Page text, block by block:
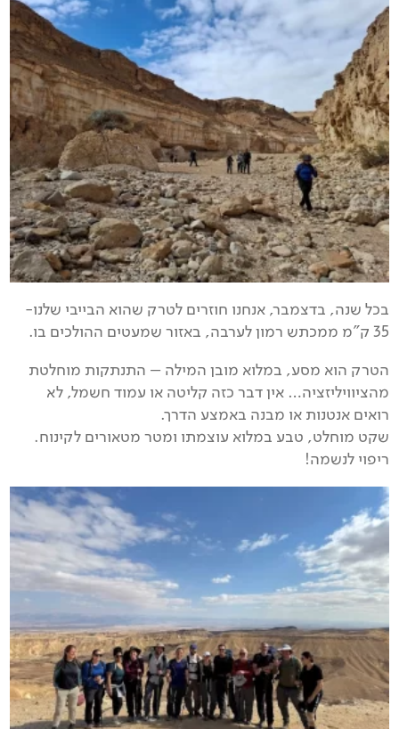
בכל שנה, בדצמבר, אנחנו חוזרים לטרק שהוא הבייבי שלנו-
35 ק"מ ממכתש רמון לערבה, באזור שמעטים ההולכים בו.
הטרק הוא מסע, במלוא מובן המילה – התנתקות מוחלטת
מהציוויליזציה… אין דבר כזה קליטה או עמוד חשמל, לא
רואים אנטנות או מבנה באמצע הדרך.
שקט מוחלט, טבע במלוא עוצמתו ומטר מטאורים לקינוח.
ריפוי לנשמה!